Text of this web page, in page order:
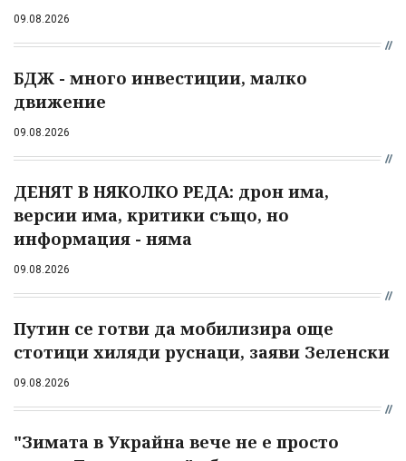
09.08.2026
БДЖ - много инвестиции, малко
движение
09.08.2026
ДЕНЯТ В НЯКОЛКО РЕДА: дрон има,
версии има, критики също, но
информация - няма
09.08.2026
Путин се готви да мобилизира още
стотици хиляди руснаци, заяви Зеленски
09.08.2026
"Зимата в Украйна вече не е просто